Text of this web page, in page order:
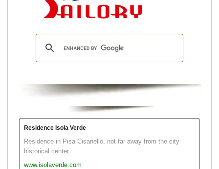
Residence Isola Verde
Residence in Pisa Cisanello, not far away from the city
historical center.
www.isolaverde.com